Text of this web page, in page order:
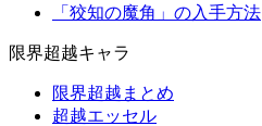
「狡知の魔角」の入手方法
限界超越キャラ
限界超越まとめ
超越エッセル